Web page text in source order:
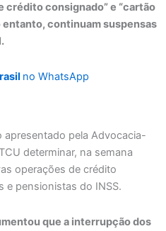
crédito consignado” e “cartão
continuam suspensas
no WhatsApp
apresentado pela Advocacia-
determinar, na semana
operações de crédito
e pensionistas do INSS.
que a interrupção dos